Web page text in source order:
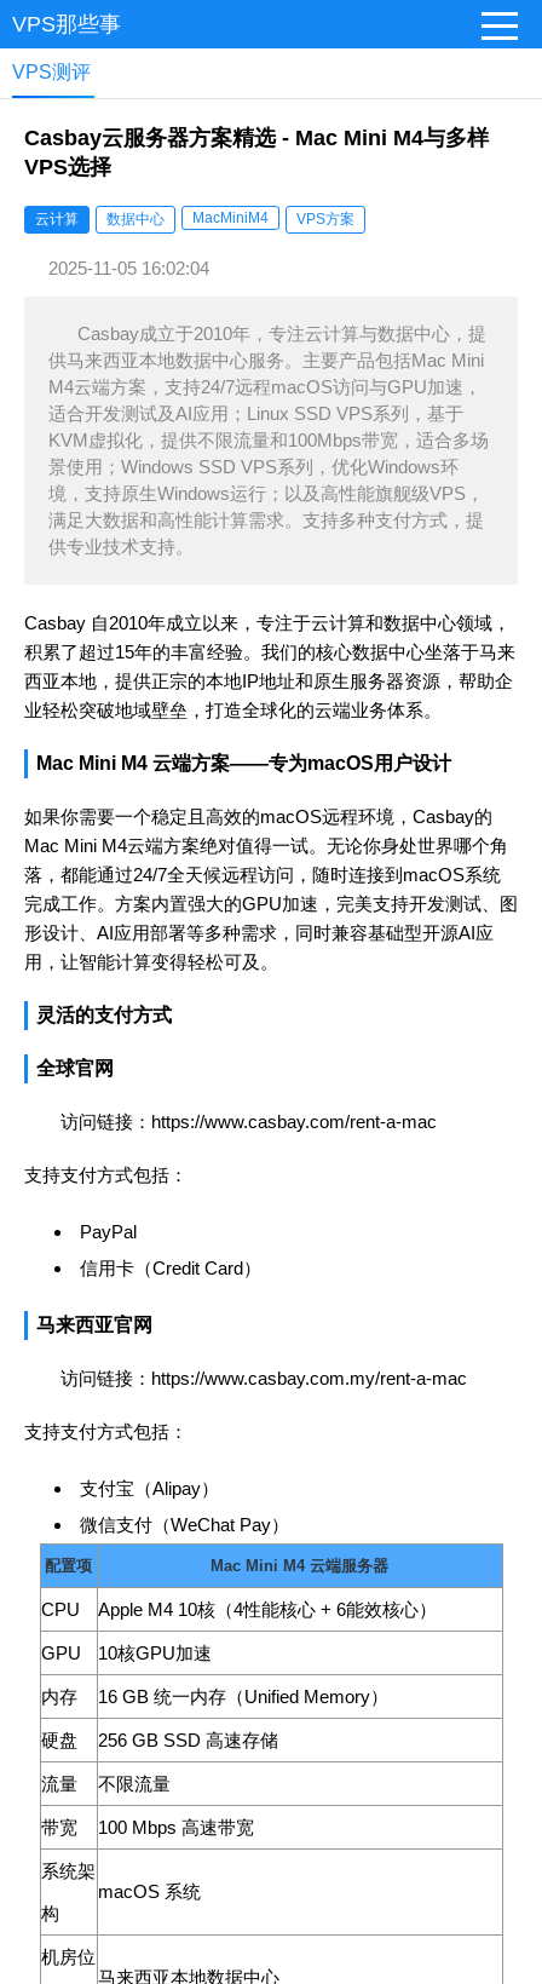
VPS那些事
VPS测评
Casbay云服务器方案精选 - Mac Mini M4与多样
VPS选择
云计算 数据中心 MacMiniM4 VPS方案
2025-11-05 16:02:04
Casbay成立于2010年，专注云计算与数据中心，提
供马来西亚本地数据中心服务。主要产品包括Mac Mini
M4云端方案，支持24/7远程macOS访问与GPU加速，
适合开发测试及AI应用；Linux SSD VPS系列，基于
KVM虚拟化，提供不限流量和100Mbps带宽，适合多场
景使用；Windows SSD VPS系列，优化Windows环
境，支持原生Windows运行；以及高性能旗舰级VPS，
满足大数据和高性能计算需求。支持多种支付方式，提
供专业技术支持。
Casbay 自2010年成立以来，专注于云计算和数据中心领域，
积累了超过15年的丰富经验。我们的核心数据中心坐落于马来
西亚本地，提供正宗的本地IP地址和原生服务器资源，帮助企
业轻松突破地域壁垒，打造全球化的云端业务体系。
Mac Mini M4 云端方案——专为macOS用户设计
如果你需要一个稳定且高效的macOS远程环境，Casbay的
Mac Mini M4云端方案绝对值得一试。无论你身处世界哪个角
落，都能通过24/7全天候远程访问，随时连接到macOS系统
完成工作。方案内置强大的GPU加速，完美支持开发测试、图
形设计、AI应用部署等多种需求，同时兼容基础型开源AI应
用，让智能计算变得轻松可及。
灵活的支付方式
全球官网
访问链接： https://www.casbay.com/rent-a-mac
支持支付方式包括：
PayPal
信用卡（Credit Card）
马来西亚官网
访问链接： https://www.casbay.com.my/rent-a-mac
支持支付方式包括：
支付宝（Alipay）
微信支付（WeChat Pay）
配置项 Mac Mini M4 云端服务器
CPU Apple M4 10核（4性能核心 + 6能效核心）
GPU 10核GPU加速
内存 16 GB 统一内存（Unified Memory）
硬盘 256 GB SSD 高速存储
流量 不限流量
带宽 100 Mbps 高速带宽
系统架
构
macOS 系统
机房位
马来西亚本地数据中心